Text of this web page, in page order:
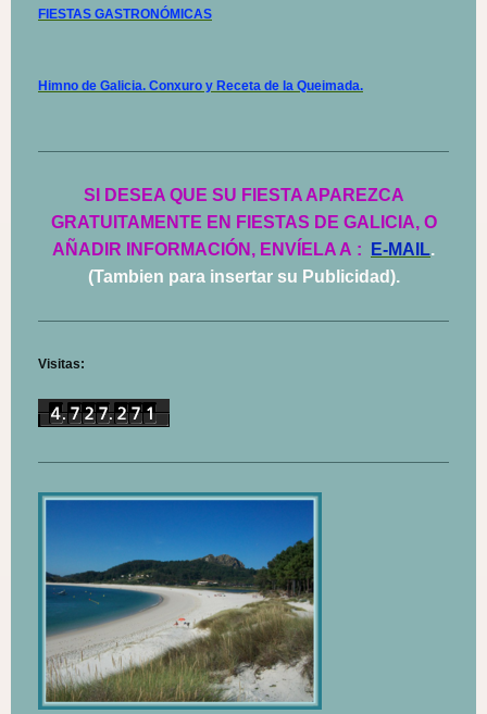
FIESTAS GASTRONÓMICAS
Himno de Galicia. Conxuro y Receta de la Queimada.
SI DESEA QUE SU FIESTA APAREZCA
GRATUITAMENTE EN FIESTAS DE GALICIA, O
AÑADIR INFORMACIÓN, ENVÍELA A : E-MAIL.
(Tambien para insertar su Publicidad).
Visitas: